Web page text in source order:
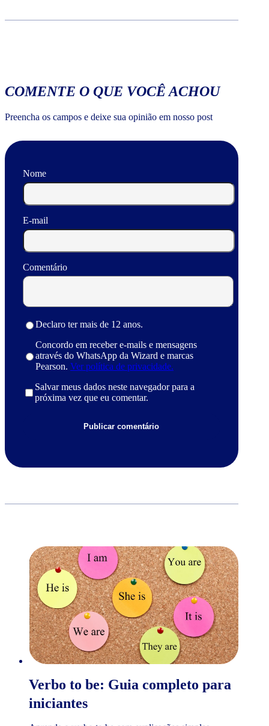
COMENTE O QUE VOCÊ ACHOU
Preencha os campos e deixe sua opinião em nosso post
Nome
E-mail
Comentário
Declaro ter mais de 12 anos.
Concordo em receber e-mails e mensagens
através do WhatsApp da Wizard e marcas
Pearson. Ver política de privacidade.
Salvar meus dados neste navegador para a
próxima vez que eu comentar.
Verbo to be: Guia completo para
iniciantes